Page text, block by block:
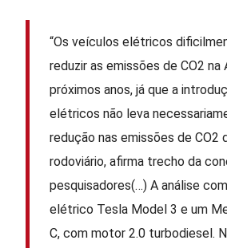
“Os veículos elétricos
reduzir as emissões de CO2 na
próximos anos, já que a
elétricos não leva
redução nas emissões de CO2
rodoviário, afirma trecho da
pesquisadores(…) A análise
elétrico Tesla Model 3 e um
C, com motor 2.0 turbodiesel.